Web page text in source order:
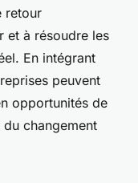
retour
et à résoudre les
En intégrant
peuvent
opportunités de
changement